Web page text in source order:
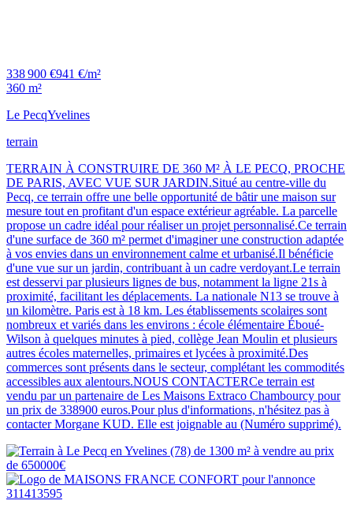
338 900 €941 €/m²
360 m²
Le PecqYvelines
terrain
TERRAIN À CONSTRUIRE DE 360 M² À LE PECQ, PROCHE
DE PARIS, AVEC VUE SUR JARDIN.Situé au centre-ville du
Pecq, ce terrain offre une belle opportunité de bâtir une maison sur
mesure tout en profitant d'un espace extérieur agréable. La parcelle
propose un cadre idéal pour réaliser un projet personnalisé.Ce terrain
d'une surface de 360 m² permet d'imaginer une construction adaptée
à vos envies dans un environnement calme et urbanisé.Il bénéficie
d'une vue sur un jardin, contribuant à un cadre verdoyant.Le terrain
est desservi par plusieurs lignes de bus, notamment la ligne 21s à
proximité, facilitant les déplacements. La nationale N13 se trouve à
un kilomètre. Paris est à 18 km. Les établissements scolaires sont
nombreux et variés dans les environs : école élémentaire Éboué-
Wilson à quelques minutes à pied, collège Jean Moulin et plusieurs
autres écoles maternelles, primaires et lycées à proximité.Des
commerces sont présents dans le secteur, complétant les commodités
accessibles aux alentours.NOUS CONTACTERCe terrain est
vendu par un partenaire de Les Maisons Extraco Chambourcy pour
un prix de 338900 euros.Pour plus d'informations, n'hésitez pas à
contacter Morgane KUD. Elle est joignable au (Numéro supprimé).